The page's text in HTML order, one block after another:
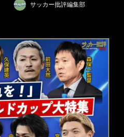
サッカー批評編集部